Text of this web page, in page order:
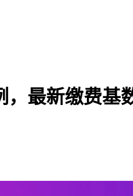
最新缴费基